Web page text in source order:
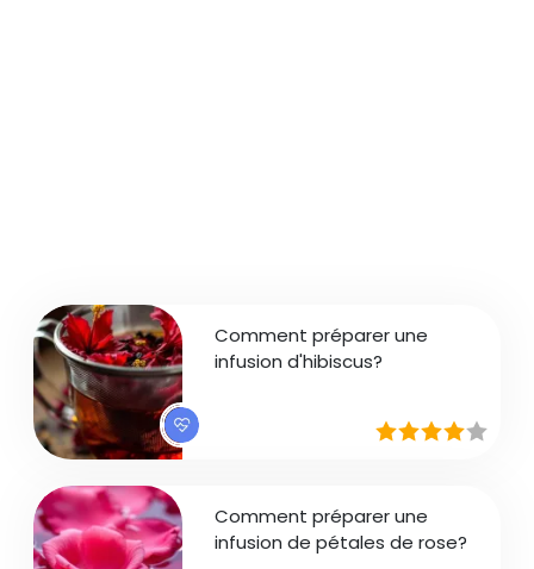
Comment préparer une
infusion d'hibiscus?
Comment préparer une
infusion de pétales de rose?